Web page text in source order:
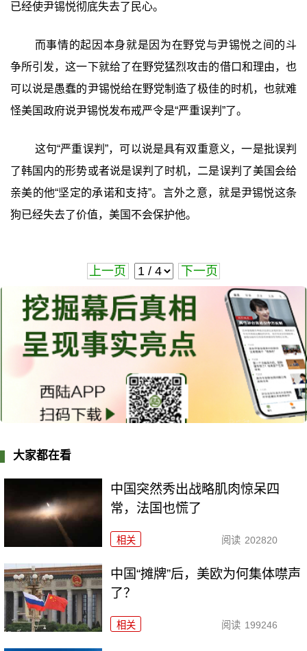
已经使尹锡悦彻底失去了民心。
而事情的起因本身就是因为在野党与尹锡悦之间的斗
争所引发，这一下就给了在野党猛烈攻击的借口和理由，也
可以说是愚蠢的尹锡悦给在野党制造了极佳的时机，也就难
怪美国政府说尹锡悦发布戒严令是“严重误判”了。
这句“严重误判”，可以说是具有双重意义，一是批误判
了韩国内的形势或者说是误判了时机，二是误判了美国会给
亲美的他“坚定的承诺和支持”。言外之意，就是尹锡悦这条
狗已经失去了价值，美国不会保护他。
上一页 下一页
大家都在看
中国突然秀出战略肌肉惊呆四
常，法国也慌了
相关 阅读 202820
中国“摊牌”后，美欧为何集体噤声
了？
相关 阅读 199246